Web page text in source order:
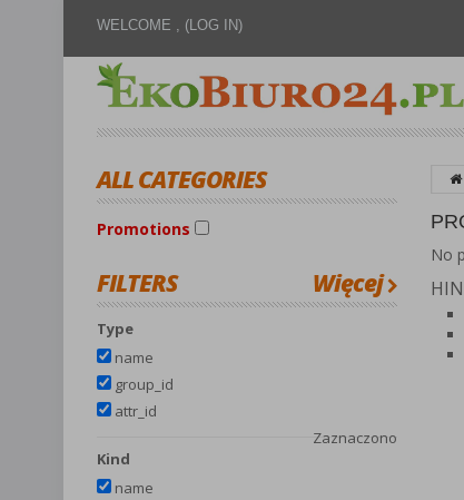
WELCOME , (LOG IN)
ALL CATEGORIES
Promotions
FILTERS Więcej
Type
name
group_id
attr_id
Zaznaczono
Kind
name
No